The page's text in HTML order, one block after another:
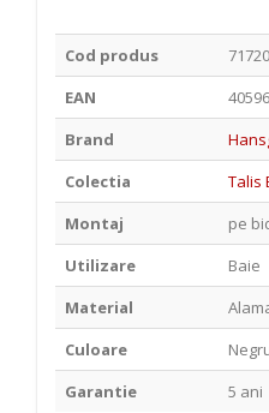
Cod produs
EAN
Brand
Colectia
Talis
Montaj
pe
Utilizare
Baie
Material
Culoare
Garantie
5 ani